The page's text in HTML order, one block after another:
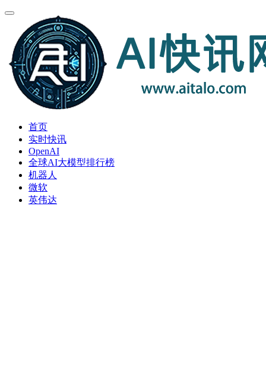
首页
实时快讯
OpenAI
全球AI大模型排行榜
机器人
微软
英伟达